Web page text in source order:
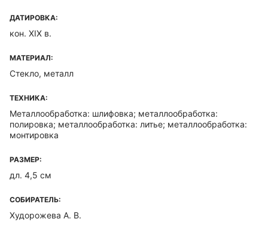
ДАТИРОВКА:
кон. XIX в.
МАТЕРИАЛ:
Стекло, металл
ТЕХНИКА:
Металлообработка: шлифовка; металлообработка:
полировка; металлообработка: литье; металлообработка:
монтировка
РАЗМЕР:
дл. 4,5 см
СОБИРАТЕЛЬ:
Худорожева А. В.